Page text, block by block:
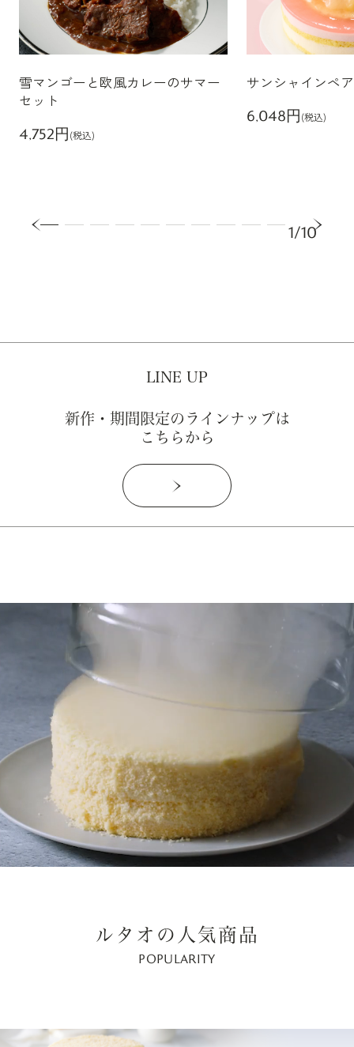
雪マンゴーと欧風カレーのサマー
セット
4,752円(税込)
サンシャインペア
6,048円(税込)
1/10
LINE UP
新作・期間限定のラインナップは
こちらから
ルタオの人気商品
POPULARITY